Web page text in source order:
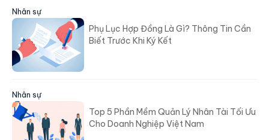
Nhân sự
Phụ Lục Hợp Đồng Là Gì? Thông Tin Cần
Biết Trước Khi Ký Kết
Nhân sự
Top 5 Phần Mềm Quản Lý Nhân Tài Tối Ưu
Cho Doanh Nghiệp Việt Nam